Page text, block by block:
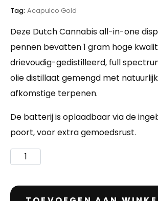
Tag: Acapulco Gold
Deze Dutch Cannabis all-in-one
pennen bevatten 1 gram hoge
drievoudig-gedistilleerd, full
olie distillaat gemengd met
afkomstige terpenen.
De batterij is oplaadbaar via de
poort, voor extra gemoedsrust.